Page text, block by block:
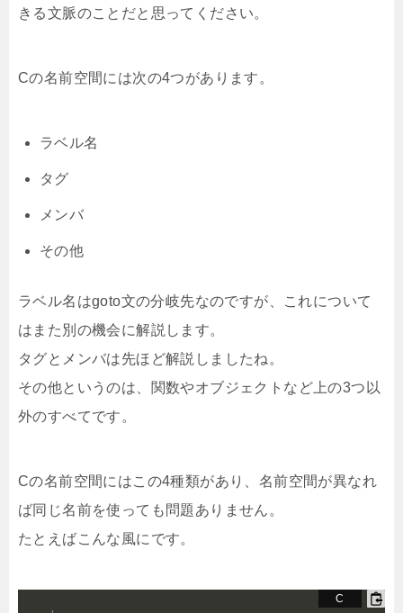
きる文脈のことだと思ってください。
Cの名前空間には次の4つがあります。
ラベル名
タグ
メンバ
その他
ラベル名はgoto文の分岐先なのですが、これについて
はまた別の機会に解説します。
タグとメンバは先ほど解説しましたね。
その他というのは、関数やオブジェクトなど上の3つ以
外のすべてです。
Cの名前空間にはこの4種類があり、名前空間が異なれ
ば同じ名前を使っても問題ありません。
たとえばこんな風にです。